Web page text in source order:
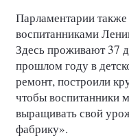
Парламентарии
воспитанниками
Здесь проживают 37
прошлом году в
ремонт, построили
чтобы воспитанники
выращивать свой
фабрику».